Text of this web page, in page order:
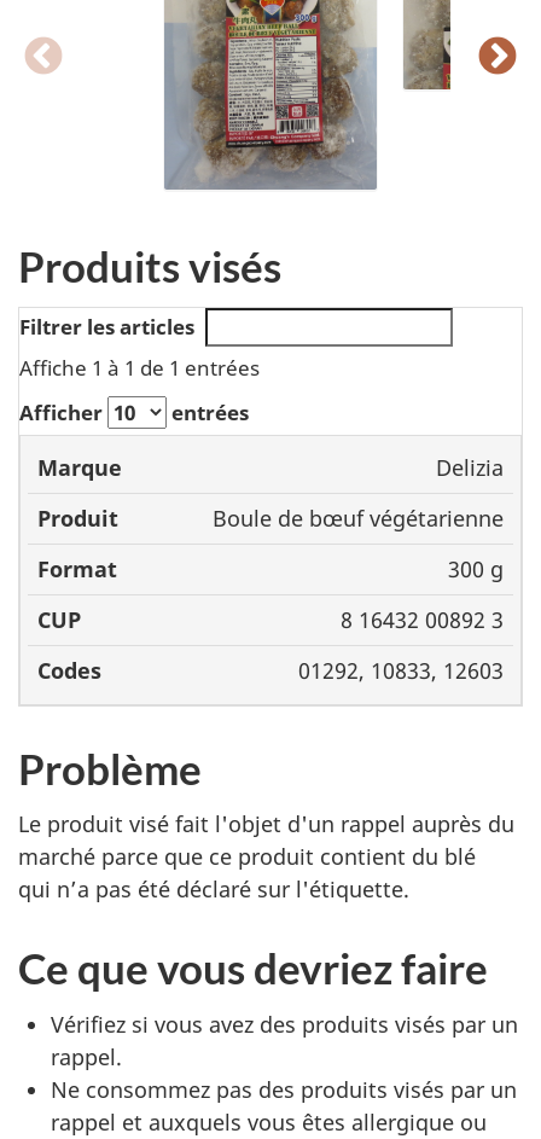
Produits visés
Filtrer les articles
Affiche 1 à 1 de 1 entrées
Afficher
entrées
Marque FormatDelizia
Boule de bœuf végétarienne
300 g
8 16432 00892 3
01292, 10833, 12603
Problème
Le produit visé fait l'objet d'un rappel auprès du
marché parce que ce produit contient du blé
qui n’a pas été déclaré sur l'étiquette.
Ce que vous devriez faire
Vérifiez si vous avez des produits visés par un
rappel.
Ne consommez pas des produits visés par un
rappel et auxquels vous êtes allergique ou